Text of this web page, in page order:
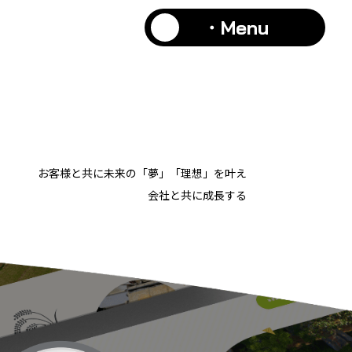
・Menu
お客様と共に未来の「夢」「理想」を叶え
会社と共に成長する